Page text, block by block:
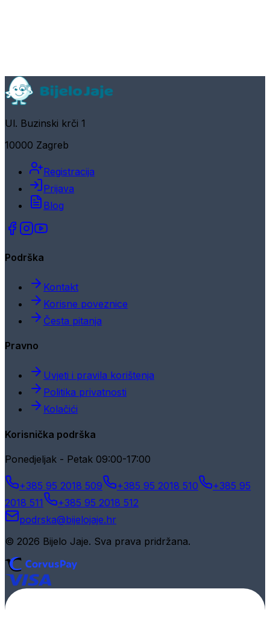
Ul. Buzinski krči 1
10000 Zagreb
Registracija
Prijava
Blog
Podrška
Kontakt
Korisne poveznice
Česta pitanja
Pravno
Uvjeti i pravila korištenja
Politika privatnosti
Kolačići
Korisnička podrška
Ponedjeljak - Petak 09:00-17:00
+385 95 2018 509 +385 95 2018 510
+385 95
2018 511
+385 95 2018 512
podrska@bijelojaje.hr
© 2026 Bijelo Jaje. Sva prava pridržana.